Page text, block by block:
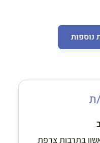
נוספות
ת
בתרבות צרפת